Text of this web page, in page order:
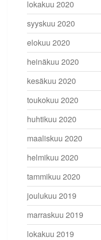
lokakuu 2020
syyskuu 2020
elokuu 2020
heinäkuu 2020
kesäkuu 2020
toukokuu 2020
huhtikuu 2020
maaliskuu 2020
helmikuu 2020
tammikuu 2020
joulukuu 2019
marraskuu 2019
lokakuu 2019